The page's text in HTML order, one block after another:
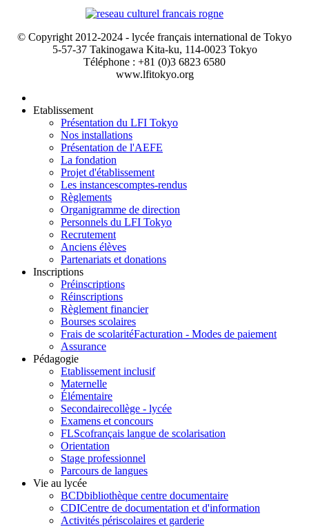
© Copyright 2012-2024 - lycée français international de Tokyo
5-57-37 Takinogawa Kita-ku, 114-0023 Tokyo
Téléphone : +81 (0)3 6823 6580
www.lfitokyo.org
Etablissement
Présentation du LFI Tokyo
Nos installations
Présentation de l'AEFE
La fondation
Projet d'établissement
Les instancescomptes-rendus
Règlements
Organigramme de direction
Personnels du LFI Tokyo
Recrutement
Anciens élèves
Partenariats et donations
Inscriptions
Préinscriptions
Réinscriptions
Règlement financier
Bourses scolaires
Frais de scolaritéFacturation - Modes de paiement
Assurance
Pédagogie
Etablissement inclusif
Maternelle
Élémentaire
Secondairecollège - lycée
Examens et concours
FLScofrançais langue de scolarisation
Orientation
Stage professionnel
Parcours de langues
Vie au lycée
BCDbibliothèque centre documentaire
CDICentre de documentation et d'information
Activités périscolaires et garderie